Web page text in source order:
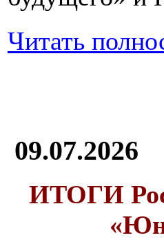
Читать
09.07.2026
ИТОГИ